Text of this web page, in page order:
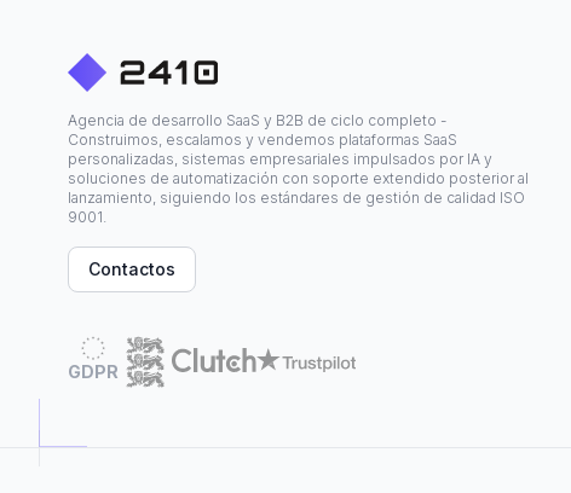
Agencia de desarrollo SaaS y B2B de ciclo completo -
Construimos, escalamos y vendemos plataformas SaaS
personalizadas, sistemas empresariales impulsados por IA y
soluciones de automatización con soporte extendido posterior al
lanzamiento, siguiendo los estándares de gestión de calidad ISO
9001.
Contactos
GDPR